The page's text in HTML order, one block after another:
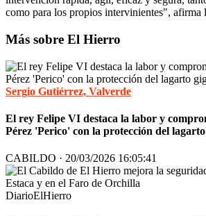
como para los propios intervinientes", afirma
Más sobre El Hierro
Sergio Gutiérrez, Valverde
El rey Felipe VI destaca la labor y
Pérez 'Perico' con la protección del
CABILDO · 20/03/2026 16:05:41
DiarioElHierro